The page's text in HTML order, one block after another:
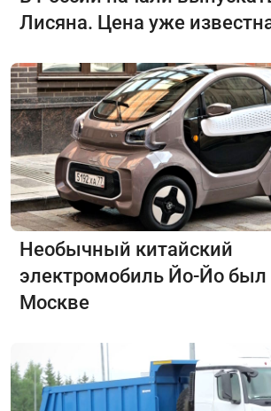
Лисяна. Цена уже
Необычный китайский
электромобиль Йо-Йо был
Москве